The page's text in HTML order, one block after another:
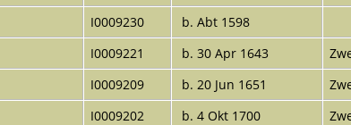
I0009230 b. Abt 1598
I0009221 b. 30 Apr 1643
I0009209 b. 20 Jun 1651
I0009202 b. 4 Okt 1700